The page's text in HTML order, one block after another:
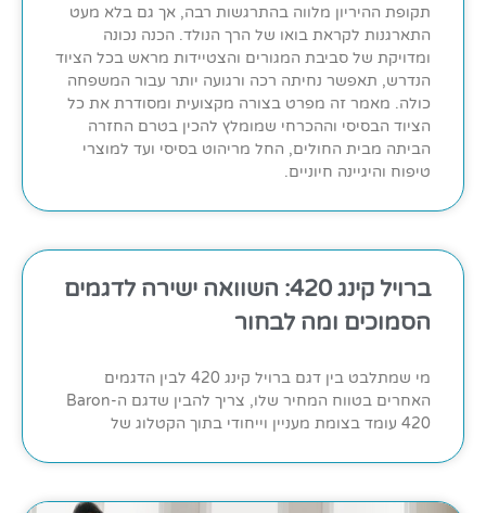
תקופת ההיריון מלווה בהתרגשות רבה, אך גם בלא מעט
התארגנות לקראת בואו של הרך הנולד. הכנה נכונה
ומדויקת של סביבת המגורים והצטיידות מראש בכל הציוד
הנדרש, תאפשר נחיתה רכה ורגועה יותר עבור המשפחה
כולה. מאמר זה מפרט בצורה מקצועית ומסודרת את כל
הציוד הבסיסי וההכרחי שמומלץ להכין בטרם החזרה
הביתה מבית החולים, החל מריהוט בסיסי ועד למוצרי
טיפוח והיגיינה חיוניים.
ברויל קינג 420: השוואה ישירה לדגמים
הסמוכים ומה לבחור
מי שמתלבט בין דגם ברויל קינג 420 לבין הדגמים
האחרים בטווח המחיר שלו, צריך להבין שדגם ה-Baron
420 עומד בצומת מעניין וייחודי בתוך הקטלוג של